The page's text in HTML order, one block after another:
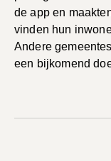
de app en
vinden hun
Andere
een bijkomend